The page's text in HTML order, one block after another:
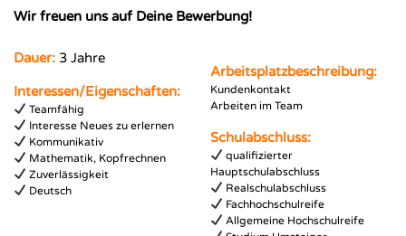
Wir freuen uns auf Deine Bewerbung!
Arbeitsplatzbeschreibung:
Kundenkontakt
Arbeiten im Team
Dauer: 3 Jahre
Interessen/Eigenschaften:
Teamfähig
Interesse Neues zu erlernen
Kommunikativ
Mathematik, Kopfrechnen
Zuverlässigkeit
Deutsch
Schulabschluss:
qualifizierter
Hauptschulabschluss
Realschulabschluss
Fachhochschulreife
Allgemeine Hochschulreife